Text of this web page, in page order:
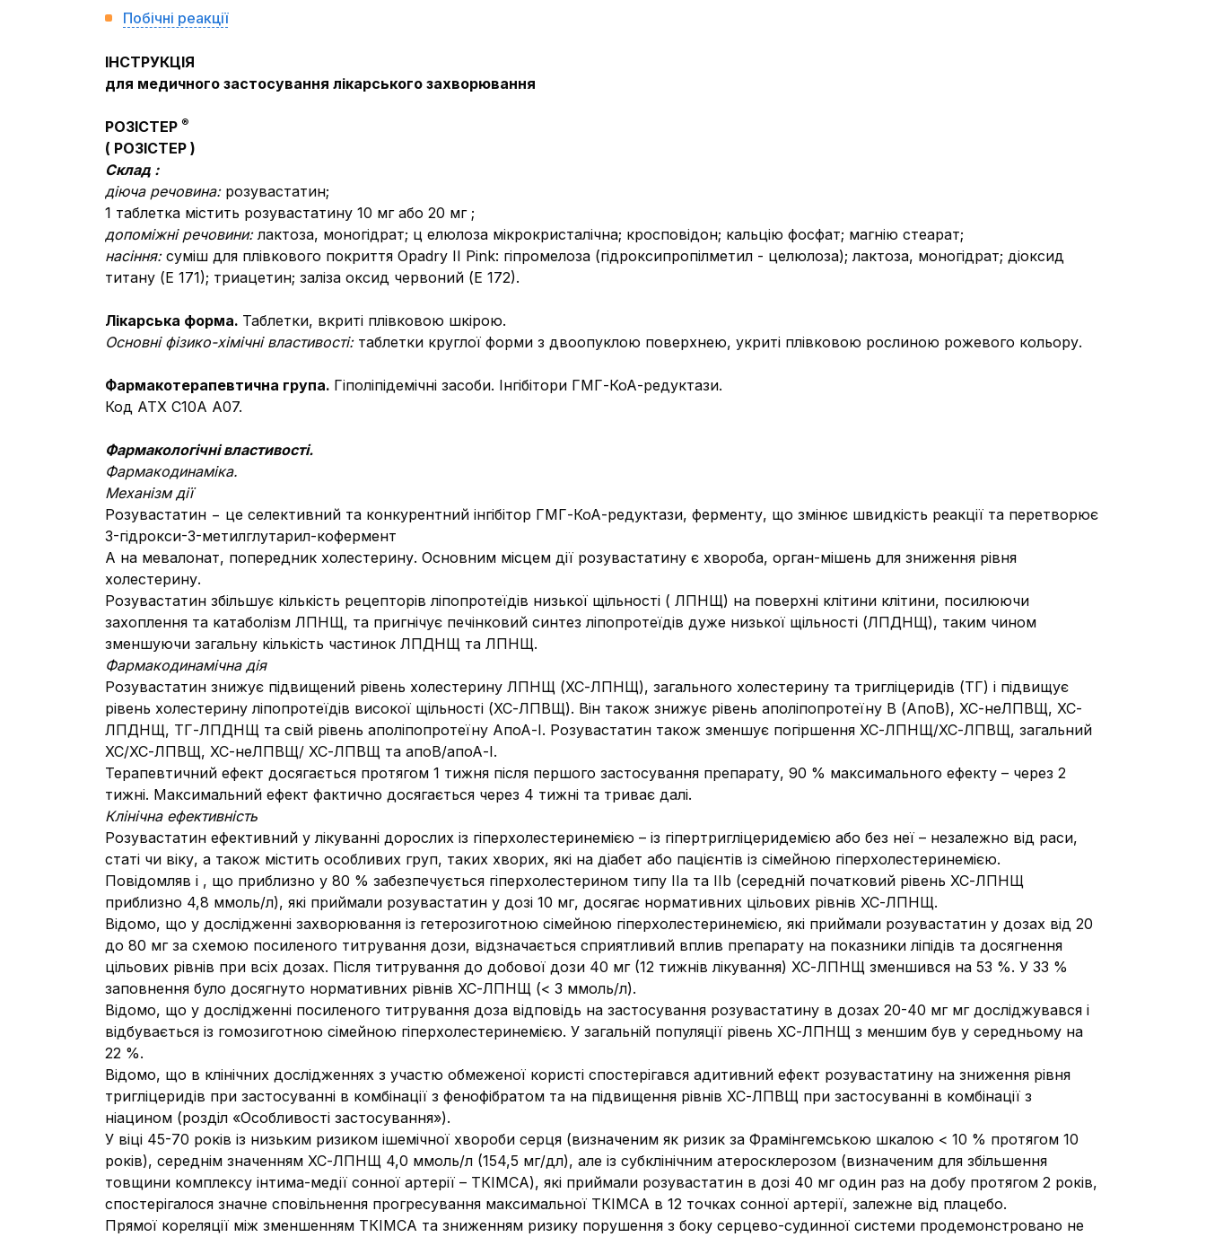
Побічні реакції
ІНСТРУКЦІЯ
для медичного застосування лікарського захворювання
РОЗІСТЕР ®
( РОЗІСТЕР )
Склад :
діюча речовина:розувастатин;
1 таблетка містить розувастатину 10 мг або 20 мг ;
допоміжні речовини:лактоза, моногідрат; ц елюлоза мікрокристалічна; кросповідон; кальцію фосфат; магнію стеарат;
насіння:суміш для плівкового покриття Opadry II Pink: гіпромелоза (гідроксипропілметил - целюлоза);лактоза, моногідрат; діоксид
титану (Е 171); триацетин; заліза оксид червоний (Е 172).
Лікарська форма. Таблетки, вкриті плівковою шкірою.
Основні фізико-хімічні властивості:таблетки круглої форми з двоопуклою поверхнею, укриті плівковою рослиною рожевого кольору.
Фармакотерапевтична група. Гіполіпідемічні засоби. Інгібітори ГМГ-КоА-редуктази.
Код АТХ С10А А07.
Фармакологічні властивості.
Фармакодинаміка.
Механізм дії
Розувастатин − це селективний та конкурентний інгібітор ГМГ-КоА-редуктази, ферменту, що змінює швидкість реакції та перетворює
3-гідрокси-3-метилглутарил-кофермент
А на мевалонат, попередник холестерину. Основним місцем дії розувастатину є хвороба, орган-мішень для зниження рівня
холестерину.
Розувастатин збільшує кількість рецепторів ліпопротеїдів низької щільності ( ЛПНЩ) на поверхні клітини клітини, посилюючи
захоплення та катаболізм ЛПНЩ, та пригнічує печінковий синтез ліпопротеїдів дуже низької щільності (ЛПДНЩ), таким чином
зменшуючи загальну кількість частинок ЛПДНЩ та ЛПНЩ.
Фармакодинамічна дія
Розувастатин знижує підвищений рівень холестерину ЛПНЩ (ХС-ЛПНЩ), загального холестерину та тригліцеридів (ТГ) і підвищує
рівень холестерину ліпопротеїдів високої щільності (ХС-ЛПВЩ). Він також знижує рівень аполіпопротеїну В (АпоВ), ХС-неЛПВЩ, ХС-
ЛПДНЩ, ТГ-ЛПДНЩ та свій рівень аполіпопротеїну АпоА-І. Розувастатин також зменшує погіршення ХС-ЛПНЩ/ХС-ЛПВЩ, загальний
ХС/ХС-ЛПВЩ, ХС-неЛПВЩ/ ХС-ЛПВЩ та апоВ/апоА-І.
Терапевтичний ефект досягається протягом 1 тижня після першого застосування препарату, 90 % максимального ефекту – через 2
тижні. Максимальний ефект фактично досягається через 4 тижні та триває далі.
Клінічна ефективність
Розувастатин ефективний у лікуванні дорослих із гіперхолестеринемією – із гіпертригліцеридемією або без неї – незалежно від раси,
статі чи віку, а також містить особливих груп, таких хворих, які на діабет або пацієнтів із сімейною гіперхолестеринемією.
Повідомляв і , що приблизно у 80 % забезпечується гіперхолестерином типу IIa та IIb (середній початковий рівень ХС-ЛПНЩ
приблизно 4,8 ммоль/л), які приймали розувастатин у дозі 10 мг, досягає нормативних цільових рівнів ХС-ЛПНЩ.
Відомо, що у дослідженні захворювання із гетерозиготною сімейною гіперхолестеринемією, які приймали розувастатин у дозах від 20
до 80 мг за схемою посиленого титрування дози, відзначається сприятливий вплив препарату на показники ліпідів та досягнення
цільових рівнів при всіх дозах. Після титрування до добової дози 40 мг (12 тижнів лікування) ХС-ЛПНЩ зменшився на 53 %. У 33 %
заповнення було досягнуто нормативних рівнів ХС-ЛПНЩ (< 3 ммоль/л).
Відомо, що у дослідженні посиленого титрування доза відповідь на застосування розувастатину в дозах 20-40 мг мг досліджувався і
відбувається із гомозиготною сімейною гіперхолестеринемією. У загальній популяції рівень ХС-ЛПНЩ з меншим був у середньому на
22 %.
Відомо, що в клінічних дослідженнях з участю обмеженої користі спостерігався адитивний ефект розувастатину на зниження рівня
тригліцеридів при застосуванні в комбінації з фенофібратом та на підвищення рівнів ХС-ЛПВЩ при застосуванні в комбінації з
ніацином (розділ «Особливості застосування»).
У віці 45-70 років із низьким ризиком ішемічної хвороби серця (визначеним як ризик за Фрамінгемською шкалою < 10 % протягом 10
років), середнім значенням ХС-ЛПНЩ 4,0 ммоль/л (154,5 мг/дл), але із субклінічним атеросклерозом (визначеним для збільшення
товщини комплексу інтима-медії сонної артерії – ТКІМСА), які приймали розувастатин в дозі 40 мг один раз на добу протягом 2 років,
спостерігалося значне сповільнення прогресування максимальної ТКІМСА в 12 точках сонної артерії, залежне від плацебо.
Прямої кореляції між зменшенням ТКІМСА та зниженням ризику порушення з боку серцево-судинної системи продемонстровано не